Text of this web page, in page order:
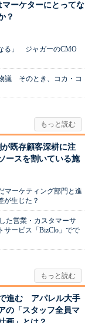
マーケターにとってな
？
る」 ジャガーのCMO
議 そのとき、コカ・コ
既存顧客深耕に注
ースを割いている施
マーケティング部門と進
生じた？
た営業・カスタマーサ
サービス「BizClo」でで
進む アパレル大手
の「スタッフ全員マ